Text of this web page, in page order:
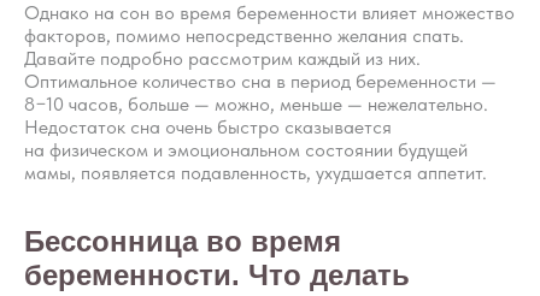
Однако на сон во время беременности влияет множество
факторов, помимо непосредственно желания спать.
Давайте подробно рассмотрим каждый из них.
Оптимальное количество сна в период беременности —
8−10 часов, больше — можно, меньше — нежелательно.
Недостаток сна очень быстро сказывается
на физическом и эмоциональном состоянии будущей
мамы, появляется подавленность, ухудшается аппетит.
Бессонница во время
беременности. Что делать